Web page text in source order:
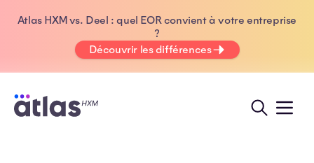
Atlas HXM vs. Deel : quel EOR convient à votre entreprise
?
Découvrir les différences